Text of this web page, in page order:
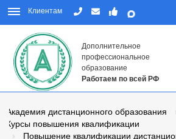
Клиентам
Дополнительное
профессиональное
образование
Работаем по всей РФ
Академия дистанционного образования
Курсы повышения квалификации
Повышение квалификации